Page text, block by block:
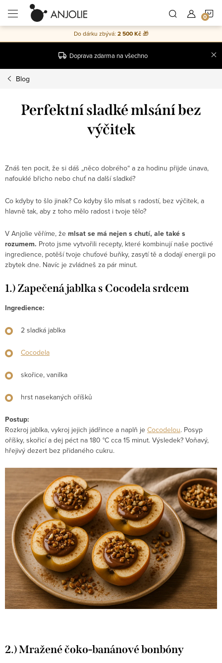
obsah
Do dárku zbývá: 2 500 Kč🎁
Doprava zdarma na všechno
Blog
Perfektní sladké mlsání bez
výčitek
Znáš ten pocit, že si dáš „něco dobrého“ a za hodinu přijde únava,
nafouklé břicho nebo chuť na další sladké?
Co kdyby to šlo jinak? Co kdyby šlo mlsat s radostí, bez výčitek, a
hlavně tak, aby z toho mělo radost i tvoje tělo?
V Anjolie věříme, že mlsat se má nejen s chutí, ale také s
rozumem. Proto jsme vytvořili recepty, které kombinují naše poctivé
ingredience, potěší tvoje chuťové buňky, zasytí tě a dodají energii po
zbytek dne. Navíc je zvládneš za pár minut.
1.) Zapečená jablka s Cocodela srdcem
Ingredience:
2 sladká jablka
Cocodela
skořice, vanilka
hrst nasekaných oříšků
Postup:
Rozkroj jablka, vykroj jejich jádřince a naplň je Cocodelou. Posyp
oříšky, skořicí a dej péct na 180 °C cca 15 minut. Výsledek? Voňavý,
hřejivý dezert bez přidaného cukru.
2.) Mražené čoko-banánové bonbóny